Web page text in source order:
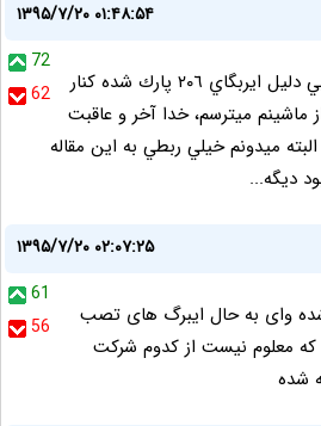
۱۳۹۵/۷/۲۰ ۰۱:۴۸:۵۴
72
62
از روزي كه فيلم باز شدن بي دليل ايربگاي ٢٠٦ پارك شده كنار
ماشينم ميترسم، خدا آخر و عاقبت
ميدونم خيلي ربطي به اين مقاله
ديگه...
۱۳۹۵/۷/۲۰ ۰۲:۰۷:۲۵
61
56
شده وای به حال ایبرگ های تصب
پراید و 405 و... که معلوم نیست از کدوم شرکت
شده